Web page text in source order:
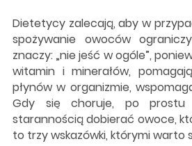
Dietetycy zalecają, aby w
spożywanie owoców
znaczy: „nie jeść w ogóle”,
witamin i minerałów,
płynów w organizmie,
Gdy się choruje, po prostu
starannością dobierać owoce,
to trzy wskazówki, którymi warto